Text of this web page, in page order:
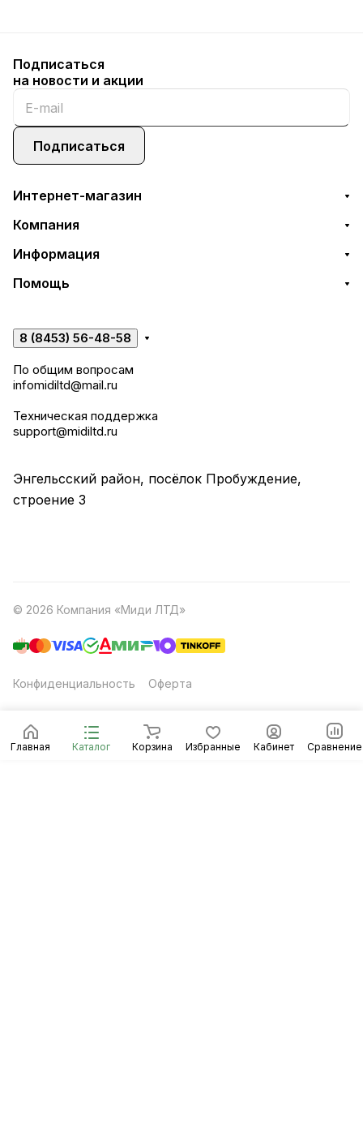
Главная Каталог Корзина Избранные Кабинет Сравнение
Подписаться
на новости и акции
Подписаться
Интернет-магазин
Компания
Информация
Помощь
8 (8453) 56-48-58
По общим вопросам
infomidiltd@mail.ru
Техническая поддержка
support@midiltd.ru
Энгельсский район, посёлок Пробуждение,
строение 3
© 2026 Компания «Миди ЛТД»
Конфиденциальность Оферта